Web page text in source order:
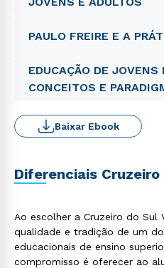
PAULO FREIRE E A
EDUCAÇÃO DE JOVENS
CONCEITOS E
Baixar Ebook
Diferenciais Cruzeiro
Ao escolher a Cruzeiro do
qualidade e tradição de um
educacionais de ensino
compromisso é oferecer ao